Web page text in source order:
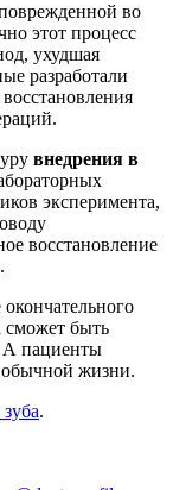
во
этот процесс
ухудшая
разработали
внедрения в
эксперимента,
восстановление
сможет быть
А пациенты
обычной жизни.
.